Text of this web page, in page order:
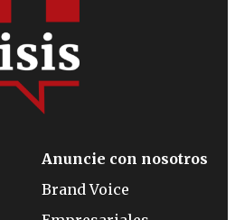
Anuncie con nosotros
Brand Voice